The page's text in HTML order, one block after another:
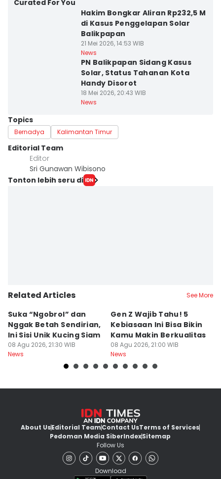
Curated For You
Hakim Bongkar Aliran Rp232,5 M
di Kasus Penggelapan Solar
Balikpapan
21 Mei 2026, 14:53 WIB
News
PN Balikpapan Sidang Kasus
Solar, Status Tahanan Kota
Handy Disorot
18 Mei 2026, 20:43 WIB
News
Topics
Bernadya Kalimantan Timur
Editorial Team
Editor
Sri Gunawan Wibisono
Tonton lebih seru di
Related Articles See More
Suka “Ngobrol” dan
Nggak Betah Sendirian,
Ini Sisi Unik Kucing Siam
08 Agu 2026, 21:30 WIB
News
Gen Z Wajib Tahu! 5
Kebiasaan Ini Bisa Bikin
Kamu Makin Berkualitas
08 Agu 2026, 21:00 WIB
News
About UsEditorial TeamContact UsTerms of Services
Pedoman Media SiberIndexSitemap
Follow Us
Download